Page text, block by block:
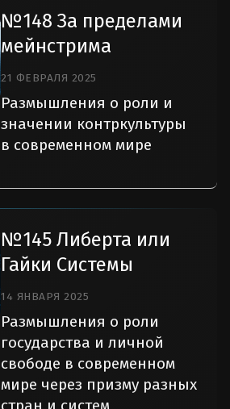
№148 За пределами
мейнстрима
21 ФЕВРАЛЯ 2025
Размышления о роли и
значении контркультуры
в современном мире
№145 Либерта или
Гайки Системы
14 ЯНВАРЯ 2025
Размышления о роли
государства и личной
свободе в современном
мире через призму разных